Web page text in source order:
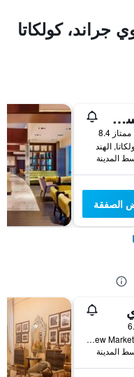
جراند، كولكاتا
حياة ريجينسي كولكاتا
ممتاز 8.4
الصفقة
8A & 8B (Opp. New Market), Lindsay Street, كولكاتا, الهند